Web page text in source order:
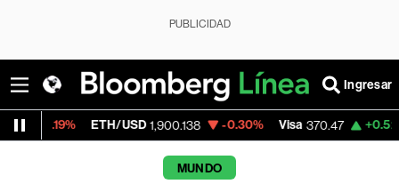
PUBLICIDAD
Ingresar
ETH/USD 1,900.138 -0.30% Visa 370.47 +0.52%
MUNDO